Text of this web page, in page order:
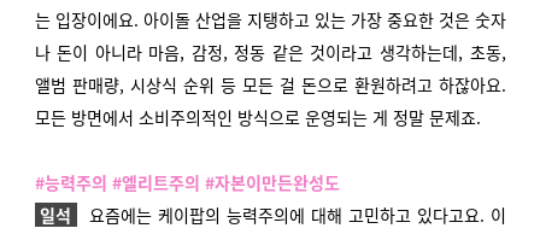
는 입장이에요. 아이돌 산업을 지탱하고 있는 가장 중요한 것은 숫자
나 돈이 아니라 마음, 감정, 정동 같은 것이라고 생각하는데, 초동,
앨범 판매량, 시상식 순위 등 모든 걸 돈으로 환원하려고 하잖아요.
모든 방면에서 소비주의적인 방식으로 운영되는 게 정말 문제죠.
#능력주의 #엘리트주의 #자본이만든완성도
일석
요즘에는 케이팝의 능력주의에 대해 고민하고 있다고요. 이